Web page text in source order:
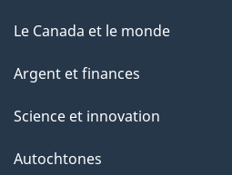
Le Canada et le monde
Argent et finances
Science et innovation
Autochtones